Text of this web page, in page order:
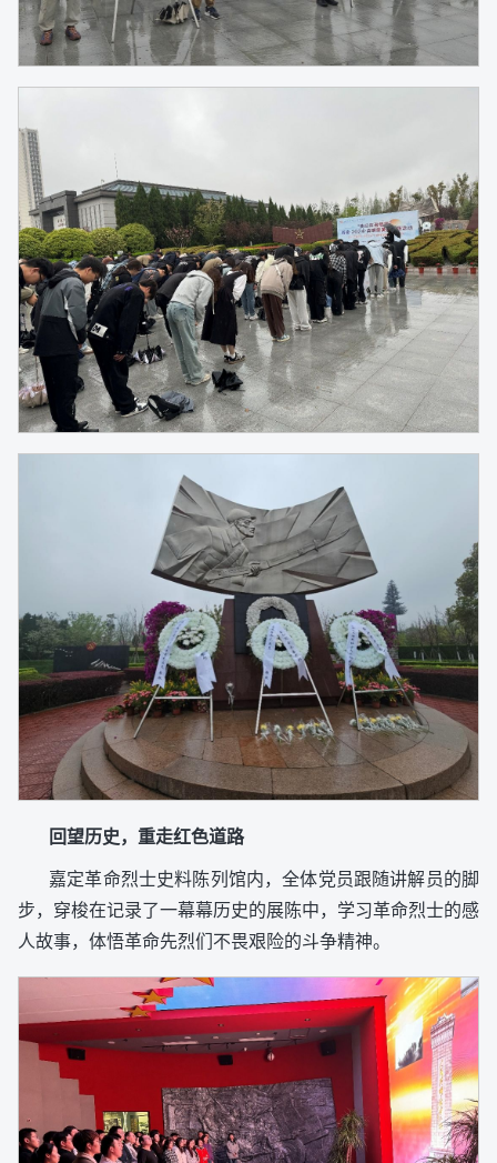
回望历史，重走红色道路
嘉定革命烈士史料陈列馆内，全体党员跟随讲解员的脚
步，穿梭在记录了一幕幕历史的展陈中，学习革命烈士的感
人故事，体悟革命先烈们不畏艰险的斗争精神。